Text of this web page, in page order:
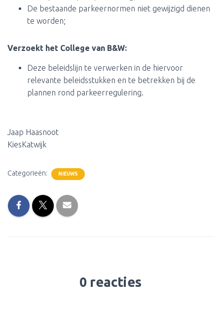
De bestaande parkeernormen niet gewijzigd dienen
te worden;
Verzoekt het College van B&W:
Deze beleidslijn te verwerken in de hiervoor
relevante beleidsstukken en te betrekken bij de
plannen rond parkeerregulering.
Jaap Haasnoot
KiesKatwijk
Categorieën: NIEUWS
0 reacties